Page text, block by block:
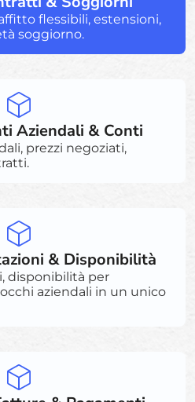
flessibili, estensioni,
soggiorno.
Aziendali & Conti
prezzi negoziati,
& Disponibilità
disponibilità per
aziendali in un unico